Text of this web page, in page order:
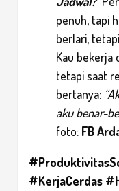
penuh, tapi
berlari,
Kau bekerja
tetapi saat
bertanya:
aku benar-
foto: FB
#KerjaCerdas